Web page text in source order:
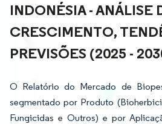
INDONÉSIA - ANÁLISE
CRESCIMENTO,
PREVISÕES (2025 -
O Relatório do Mercado de
segmentado por Produto
Fungicidas e Outros) e por